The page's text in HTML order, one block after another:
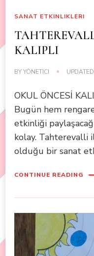
SANAT ETKINLIKLERI
KALIPLI
BYYÖNETICI
OKUL ÖNCESİ
Bugün hem
etkinliği
kolay. Tahterevalli
olduğu bir sanat
CONTINUE READING